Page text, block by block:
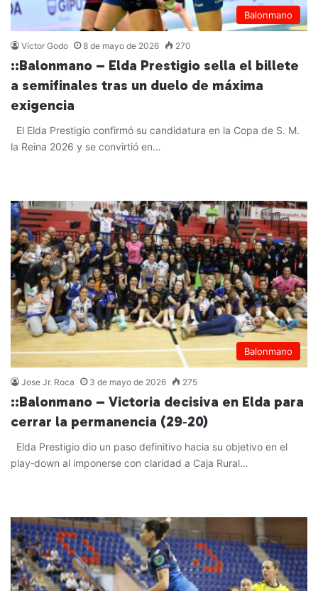
Balonmano
Víctor Godo 8 de mayo de 2026 270
::Balonmano – Elda Prestigio sella el billete
a semifinales tras un duelo de máxima
exigencia
El Elda Prestigio confirmó su candidatura en la Copa de S. M.
la Reina 2026 y se convirtió en…
Balonmano
Jose Jr. Roca 3 de mayo de 2026 275
::Balonmano – Victoria decisiva en Elda para
cerrar la permanencia (29‑20)
Elda Prestigio dio un paso definitivo hacia su objetivo en el
play‑down al imponerse con claridad a Caja Rural…